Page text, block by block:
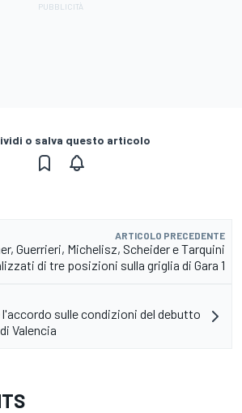
o salva questo articolo
ARTICOLO PRECEDENTE
Guerrieri, Michelisz, Scheider e Tarquini
di tre posizioni sulla griglia di Gara 1
sulle condizioni del debutto
Valencia